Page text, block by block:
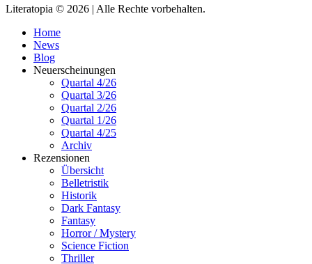
Literatopia © 2026 | Alle Rechte vorbehalten.
Home
News
Blog
Neuerscheinungen
Quartal 4/26
Quartal 3/26
Quartal 2/26
Quartal 1/26
Quartal 4/25
Archiv
Rezensionen
Übersicht
Belletristik
Historik
Dark Fantasy
Fantasy
Horror / Mystery
Science Fiction
Thriller